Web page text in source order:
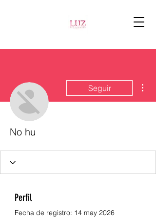
Seguir
No hu
Perfil
Fecha de registro: 14 may 2026